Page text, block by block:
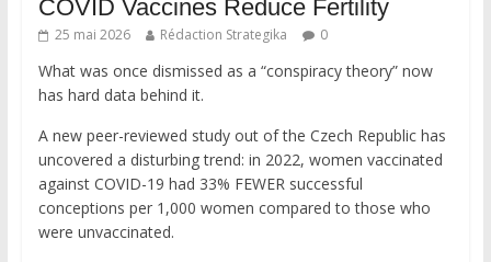
COVID Vaccines Reduce Fertility
25 mai 2026 Rédaction Strategika 0
What was once dismissed as a “conspiracy theory” now
has hard data behind it.
A new peer-reviewed study out of the Czech Republic has
uncovered a disturbing trend: in 2022, women vaccinated
against COVID-19 had 33% FEWER successful
conceptions per 1,000 women compared to those who
were unvaccinated.